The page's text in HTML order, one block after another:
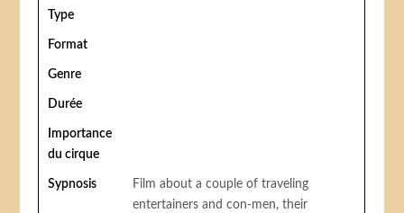
Type
Format
Genre
Durée
Importance
du cirque
Sypnosis
Film about a couple of traveling
entertainers and con-men, their